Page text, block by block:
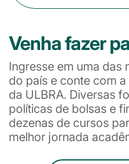
Venha fazer
Ingresse em uma das
do país e conte com
da ULBRA. Diversas
políticas de bolsas e
dezenas de cursos
melhor jornada